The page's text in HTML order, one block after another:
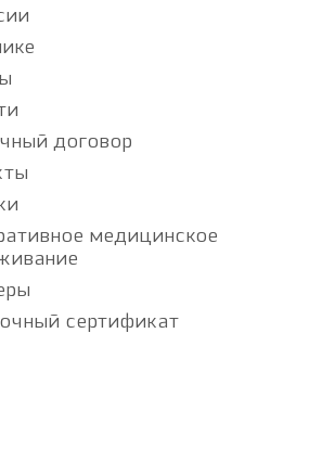
договор
медицинское
сертификат